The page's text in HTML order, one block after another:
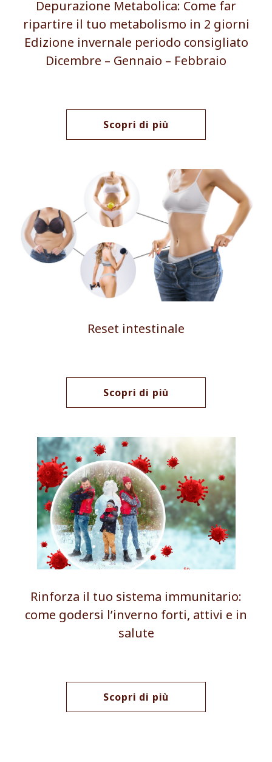
Depurazione Metabolica: Come far
ripartire il tuo metabolismo in 2 giorni
Edizione invernale periodo consigliato
Dicembre – Gennaio – Febbraio
Scopri di più
Reset intestinale
Scopri di più
Rinforza il tuo sistema immunitario:
come godersi l’inverno forti, attivi e in
salute
Scopri di più